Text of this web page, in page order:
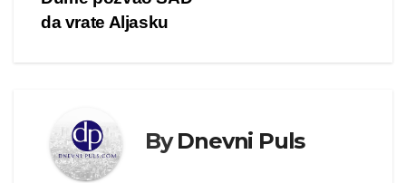
da vrate Aljasku
ByDnevni Puls